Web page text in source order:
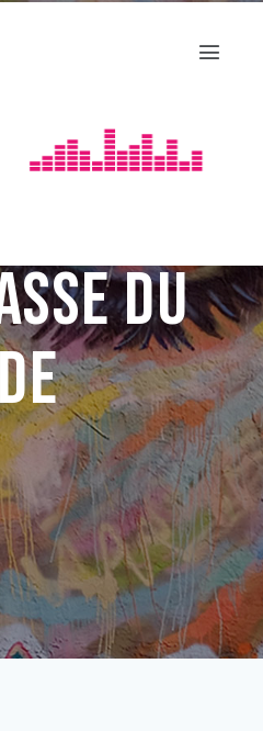
du